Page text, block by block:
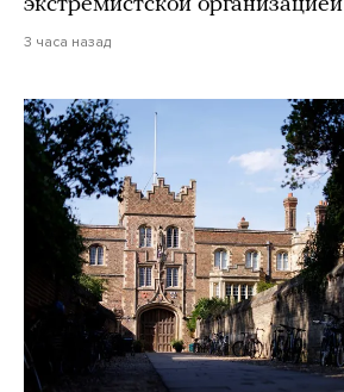
экстремистской организацией
3 часа назад